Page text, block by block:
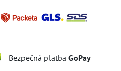
Bezpečná platbaGoPay